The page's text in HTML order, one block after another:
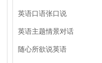
英语口语张口说
英语主题情景对话
随心所欲说英语